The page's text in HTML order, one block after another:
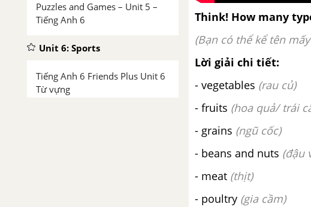
Puzzles and Games – Unit 5 –
Tiếng Anh 6
Unit 6: Sports
Tiếng Anh 6 Friends Plus Unit 6
Từ vựng
Think! How many
(Bạn có thể kể tên
Lời giải chi tiết:
- vegetables (rau củ)
- fruits (hoa quả/ trái
- grains (ngũ cốc)
- beans and nuts (đậu
- meat (thịt)
- poultry (gia cầm)